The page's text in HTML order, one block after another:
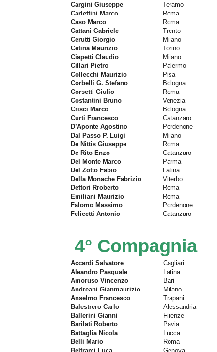
Cargini Giuseppe
Teramo
Carlettini Marco
Roma
Caso Marco
Roma
Cattani Gabriele
Trento
Cerutti Giorgio
Milano
Cetina Maurizio
Torino
Ciapetti Claudio
Milano
Cillari Pietro
Palermo
Collecchi Maurizio
Pisa
Corbelli G. Stefano
Bologna
Corsetti Giulio
Roma
Costantini Bruno
Venezia
Crisci Marco
Bologna
Curti Francesco
Catanzaro
D’Aponte Agostino
Pordenone
Dal Passo P. Luigi
Milano
De Nittis Giuseppe
Roma
De Rito Enzo
Catanzaro
Del Monte Marco
Parma
Del Zotto Fabio
Latina
Della Monache Fabrizio
Viterbo
Dettori Rroberto
Roma
Emiliani Maurizio
Roma
Falomo Massimo
Pordenone
Felicetti Antonio
Catanzaro
4° Compagnia
Accardi Salvatore
Cagliari
Aleandro Pasquale
Latina
Amoruso Vincenzo
Bari
Andreani Gianmaurizio
Milano
Anselmo Francesco
Trapani
Balestrero Carlo
Alessandria
Ballerini Gianni
Firenze
Barilati Roberto
Pavia
Battaglia Nicola
Lucca
Belli Mario
Roma
Beltrami Luca
Genova